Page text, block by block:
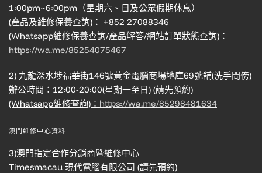
1:00pm~6:00pm（星期六、日及公眾假期休息）
(產品及維修保養查詢)： +852 27088346
(Whatsapp維修保養查詢/產品解答/網站訂單狀態查詢)：
https://wa.me/85254075467
2) 九龍深水埗福華街146號黃金電腦商場地庫69號舖(洗手間傍)
辦公時間：12:00-20:00(星期一至日) (請先預約)
(Whatsapp維修查詢)： https://wa.me/85298481634
澳門維修中心資料
3)澳門指定合作分銷商暨維修中心
Timesmacau 現代電腦有限公司 (請先預約)